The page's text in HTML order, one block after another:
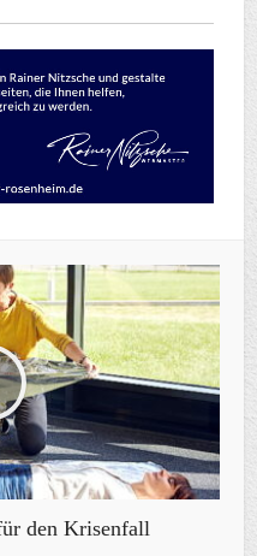
den Krisenfall